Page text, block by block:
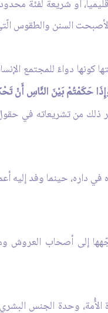
أو شريعة لفئة
السنن والطقوس الّتي
دواءً للمجتمع
حَكَمْتُمْ بَيْنَ النَّاسِ أَنْ
وغير ذلك من تشريعاته
حينما وفد إليه
إلى أصحاب العروش
وحدة الجنس